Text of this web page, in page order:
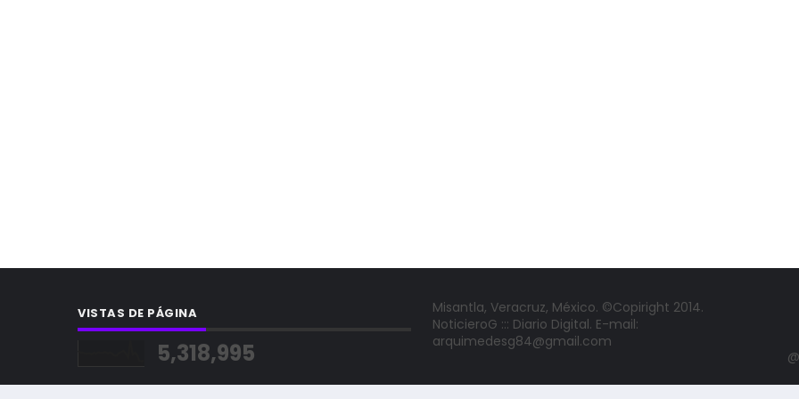
VISTAS DE PÁGINA
5,318,995
Misantla, Veracruz, México. ©Copiright 2014.
NoticieroG ::: Diario Digital. E-mail:
arquimedesg84@gmail.com